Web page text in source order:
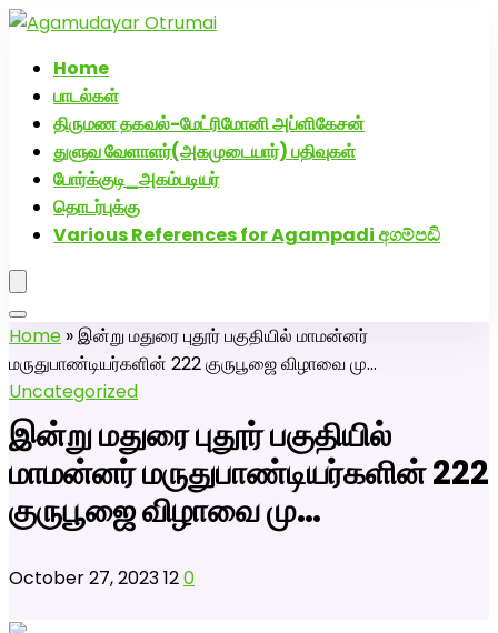
Home
பாடல்கள்
திருமண தகவல்-மேட்ரிமோனி அப்ளிகேசன்
துளுவ வேளாளர்(அகமுடையார்) பதிவுகள்
போர்க்குடி_அகம்படியர்
தொடர்புக்கு
Various References for Agampadi අගම්පඩි
Home »இன்று மதுரை புதூர் பகுதியில் மாமன்னர்
மருதுபாண்டியர்களின் 222 குருபூஜை விழாவை மு…
Uncategorized
இன்று மதுரை புதூர் பகுதியில்
மாமன்னர் மருதுபாண்டியர்களின் 222
குருபூஜை விழாவை மு…
October 27, 2023120
அகமுடையார் திருமண வரன்களுக்கு அகமுடையார்மேட்ரி-